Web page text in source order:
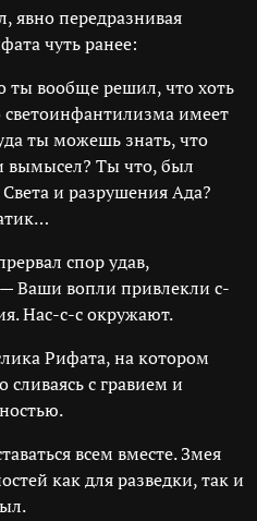
явно передразнивая
чуть ранее:
ты вообще решил, что хоть
светоинфантилизма имеет
ты можешь знать, что
вымысел? Ты что, был
и разрушения Ада?
спор удав,
Ваши вопли привлекли с-
Нас-с-с окружают.
Рифата, на котором
с гравием и
всем вместе. Змея
как для разведки, так и